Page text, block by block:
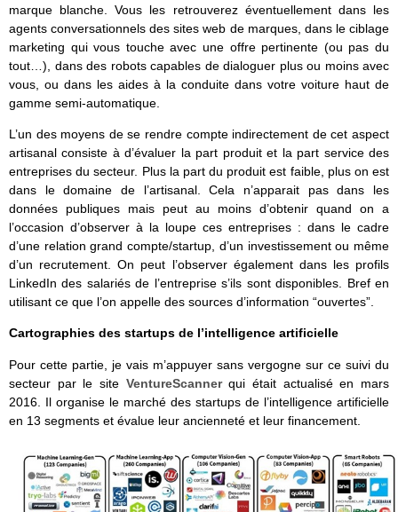
marque blanche. Vous les retrouverez éventuellement dans les
agents conversationnels des sites web de marques, dans le ciblage
marketing qui vous touche avec une offre pertinente (ou pas du
tout…), dans des robots capables de dialoguer plus ou moins avec
vous, ou dans les aides à la conduite dans votre voiture haut de
gamme semi-automatique.
L’un des moyens de se rendre compte indirectement de cet aspect
artisanal consiste à d’évaluer la part produit et la part service des
entreprises du secteur. Plus la part du produit est faible, plus on est
dans le domaine de l’artisanal. Cela n’apparait pas dans les
données publiques mais peut au moins d’obtenir quand on a
l’occasion d’observer à la loupe ces entreprises : dans le cadre
d’une relation grand compte/startup, d’un investissement ou même
d’un recrutement. On peut l’observer également dans les profils
LinkedIn des salariés de l’entreprise s’ils sont disponibles. Bref en
utilisant ce que l’on appelle des sources d’information “ouvertes”.
Cartographies des startups de l’intelligence artificielle
Pour cette partie, je vais m’appuyer sans vergogne sur ce suivi du
secteur par le site VentureScannerqui était actualisé en mars
2016. Il organise le marché des startups de l’intelligence artificielle
en 13 segments et évalue leur ancienneté et leur financement.